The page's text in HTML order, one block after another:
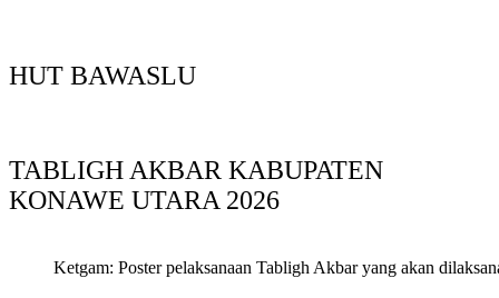
HUT BAWASLU
TABLIGH AKBAR KABUPATEN
KONAWE UTARA 2026
Ketgam: Poster pelaksanaan Tabligh Akbar yang akan